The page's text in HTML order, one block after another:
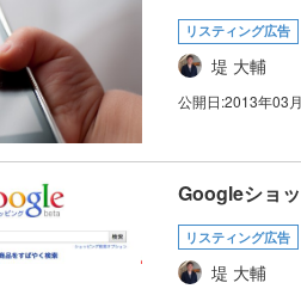
リスティング広告
堤 大輔
公開日:2013年03
Googleショ
リスティング広告
堤 大輔